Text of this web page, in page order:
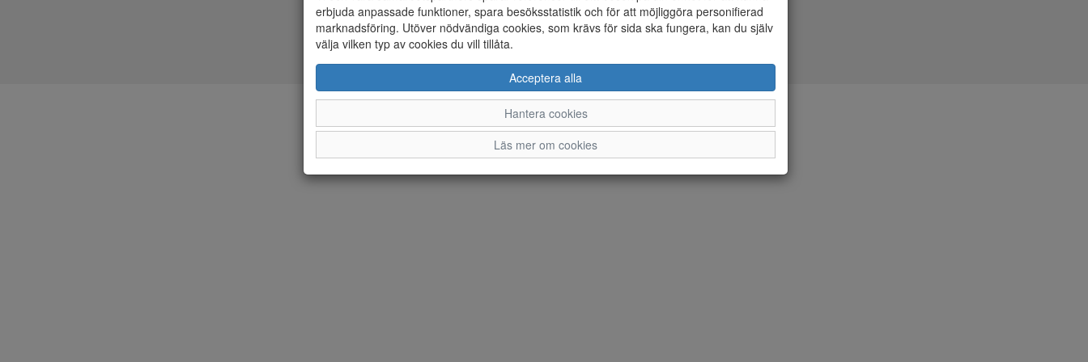
erbjuda anpassade funktioner, spara besöksstatistik och för att möjliggöra personifierad
marknadsföring. Utöver nödvändiga cookies, som krävs för sida ska fungera, kan du själv
välja vilken typ av cookies du vill tillåta.
Acceptera alla
Hantera cookies
Läs mer om cookies
Ändra inställingar för cookies
© Norrmans Skor AB 2026 i samarbete medFlexicon